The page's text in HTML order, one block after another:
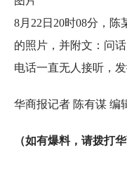
8月22日20时08分，
的照片，并附文：问
电话一直无人接听，
华商报记者 陈有谋 编
（如有爆料，请拨打